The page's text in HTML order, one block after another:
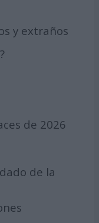
y extraños
de 2026
de la